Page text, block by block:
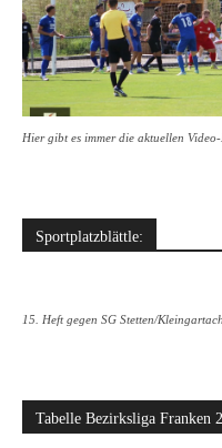
Hier gibt es immer die aktuellen
Sportplatzblättle:
15. Heft gegen SG Stetten/
Tabelle Bezirksliga Franken